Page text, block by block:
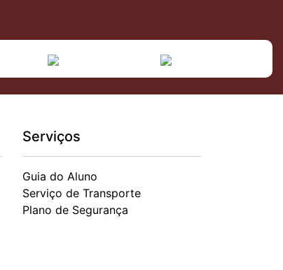
Serviços
Guia do Aluno
Serviço de Transporte
Plano de Segurança